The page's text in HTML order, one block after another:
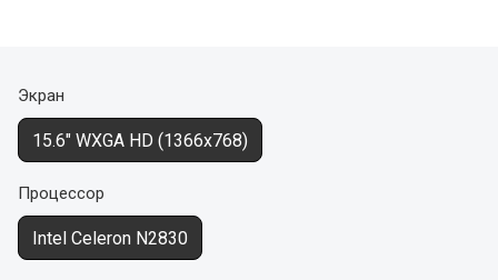
Экран
15.6" WXGA HD (1366x768)
Процессор
Intel Celeron N2830